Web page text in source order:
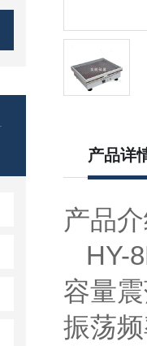
产品详
产品
HY-
容量
振荡